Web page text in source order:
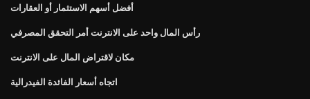
أفضل أسهم الاستثمار أو العقارات
رأس المال واحد على الانترنت أمر التحقق المصرفي
مكان لاقتراض المال على الانترنت
اتجاه أسعار الفائدة الفيدرالية